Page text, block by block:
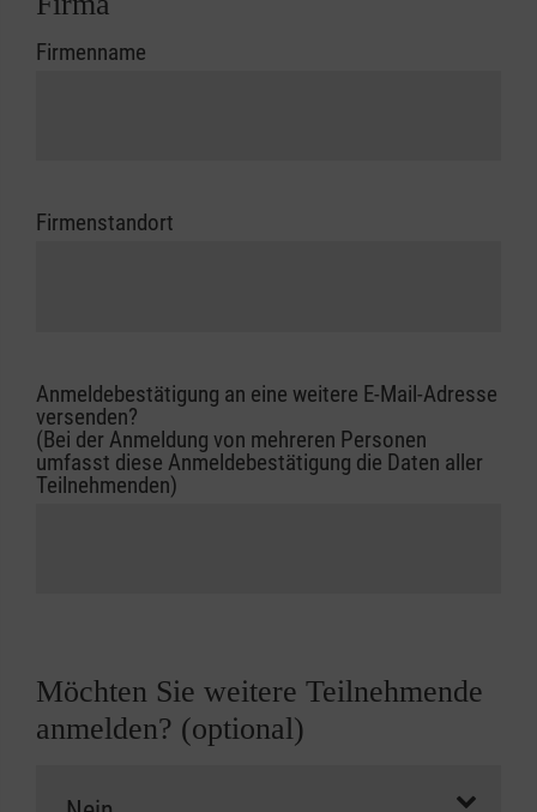
Firmenname
Firmenstandort
Anmeldebestätigung an eine weitere E-Mail-Adresse
versenden?
(Bei der Anmeldung von mehreren Personen
umfasst diese Anmeldebestätigung die Daten aller
Teilnehmenden)
Möchten Sie weitere Teilnehmende
anmelden? (optional)